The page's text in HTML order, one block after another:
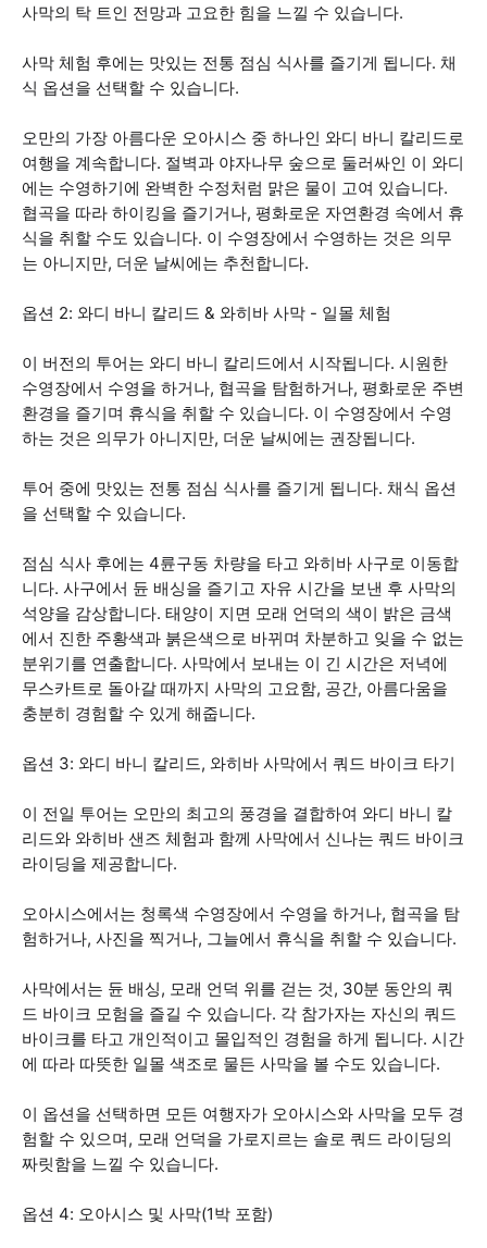
사막의 탁 트인 전망과 고요한 힘을 느낄 수 있습니다.
사막 체험 후에는 맛있는 전통 점심 식사를 즐기게 됩니다. 채
식 옵션을 선택할 수 있습니다.
오만의 가장 아름다운 오아시스 중 하나인 와디 바니 칼리드로
여행을 계속합니다. 절벽과 야자나무 숲으로 둘러싸인 이 와디
에는 수영하기에 완벽한 수정처럼 맑은 물이 고여 있습니다.
협곡을 따라 하이킹을 즐기거나, 평화로운 자연환경 속에서 휴
식을 취할 수도 있습니다. 이 수영장에서 수영하는 것은 의무
는 아니지만, 더운 날씨에는 추천합니다.
옵션 2: 와디 바니 칼리드 & 와히바 사막 - 일몰 체험
이 버전의 투어는 와디 바니 칼리드에서 시작됩니다. 시원한
수영장에서 수영을 하거나, 협곡을 탐험하거나, 평화로운 주변
환경을 즐기며 휴식을 취할 수 있습니다. 이 수영장에서 수영
하는 것은 의무가 아니지만, 더운 날씨에는 권장됩니다.
투어 중에 맛있는 전통 점심 식사를 즐기게 됩니다. 채식 옵션
을 선택할 수 있습니다.
점심 식사 후에는 4륜구동 차량을 타고 와히바 사구로 이동합
니다. 사구에서 듄 배싱을 즐기고 자유 시간을 보낸 후 사막의
석양을 감상합니다. 태양이 지면 모래 언덕의 색이 밝은 금색
에서 진한 주황색과 붉은색으로 바뀌며 차분하고 잊을 수 없는
분위기를 연출합니다. 사막에서 보내는 이 긴 시간은 저녁에
무스카트로 돌아갈 때까지 사막의 고요함, 공간, 아름다움을
충분히 경험할 수 있게 해줍니다.
옵션 3: 와디 바니 칼리드, 와히바 사막에서 쿼드 바이크 타기
이 전일 투어는 오만의 최고의 풍경을 결합하여 와디 바니 칼
리드와 와히바 샌즈 체험과 함께 사막에서 신나는 쿼드 바이크
라이딩을 제공합니다.
오아시스에서는 청록색 수영장에서 수영을 하거나, 협곡을 탐
험하거나, 사진을 찍거나, 그늘에서 휴식을 취할 수 있습니다.
사막에서는 듄 배싱, 모래 언덕 위를 걷는 것, 30분 동안의 쿼
드 바이크 모험을 즐길 수 있습니다. 각 참가자는 자신의 쿼드
바이크를 타고 개인적이고 몰입적인 경험을 하게 됩니다. 시간
에 따라 따뜻한 일몰 색조로 물든 사막을 볼 수도 있습니다.
이 옵션을 선택하면 모든 여행자가 오아시스와 사막을 모두 경
험할 수 있으며, 모래 언덕을 가로지르는 솔로 쿼드 라이딩의
짜릿함을 느낄 수 있습니다.
옵션 4: 오아시스 및 사막(1박 포함)